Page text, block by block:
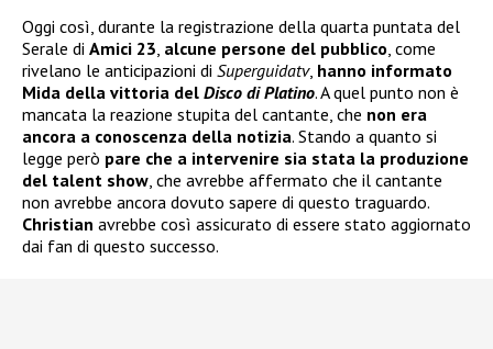
Oggi così, durante la registrazione della quarta puntata del
Serale di Amici 23, alcune persone del pubblico, come
rivelano le anticipazioni di Superguidatv, hanno informato
Mida della vittoria del Disco di Platino. A quel punto non è
mancata la reazione stupita del cantante, che non era
ancora a conoscenza della notizia. Stando a quanto si
legge però pare che a intervenire sia stata la produzione
del talent show, che avrebbe affermato che il cantante
non avrebbe ancora dovuto sapere di questo traguardo.
Christian avrebbe così assicurato di essere stato aggiornato
dai fan di questo successo.